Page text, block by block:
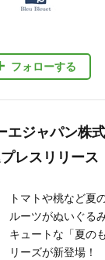
フォローする
エジャパン株
レスリリース
トマトや桃など夏
ルーツがぬいぐる
キュートな「夏の
リーズが新登場